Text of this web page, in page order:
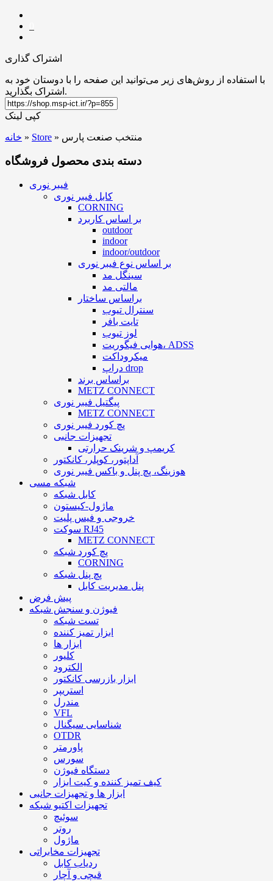
اشتراک گذاری
با استفاده از روش‌های زیر می‌توانید این صفحه را با دوستان خود به
اشتراک بگذارید.
کپی لینک
خانه » Store » منتخب صنعت پارس
دسته بندی محصول فروشگاه
فیبر نوری
کابل فیبر نوری
CORNING
بر اساس کاربرد
outdoor
indoor
indoor/outdoor
بر اساس نوع فیبر نوری
سینگل مد
مالتی مد
براساس ساختار
سنترال تیوب
تایت بافر
لوز تیوب
هوایی فیگوریت، ADSS
میکروداکت
دراپ drop
براساس برند
METZ CONNECT
پیگتیل فیبر نوری
METZ CONNECT
پچ کورد فیبر نوری
تجهیزات جانبی
کریمپ و شرینک حرارتی
آداپتور، کوپلر، کانکتور
هوزینگ، پچ پنل و باکس فیبر نوری
شبکه مسی
کابل شبکه
ماژول-کیستون
خروجی و فیس پلیت
سوکت RJ45
METZ CONNECT
پچ کورد شبکه
CORNING
پچ پنل شبکه
پنل مدیریت کابل
پیش فرض
فیوژن و سنجش شبکه
تست شبکه
ابزار تمیز کننده
ابزار ها
کلیور
الکترود
ابزار بازرسی کانکتور
استریپر
مندرل
VFL
شناسایی سیگنال
OTDR
پاورمتر
سورس
دستگاه فیوژن
کیف تمیز کننده و کیت ابزار
ابزار ها و تجهیزات جانبی
تجهیزات اکتیو شبکه
سوئیچ
روتر
ماژول
تجهیزات مخابراتی
ردیاب کابل
قیچی و آچار